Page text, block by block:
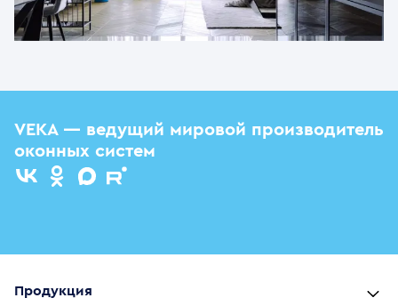
VEKA — ведущий мировой производитель
оконных систем
Продукция